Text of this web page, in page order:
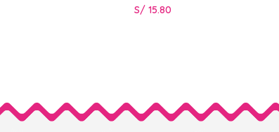
S/ 15.80